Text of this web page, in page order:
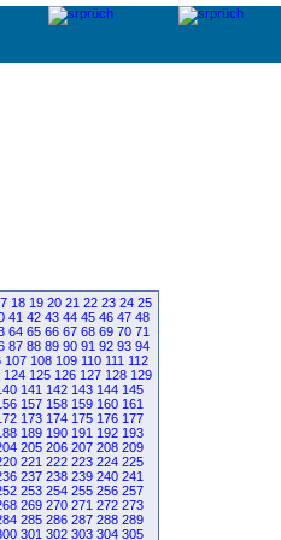
18 19 20 21 22 23 24 25
41 42 43 44 45 46 47 48
64 65 66 67 68 69 70 71
87 88 89 90 91 92 93 94
107 108 109 110 111 112
124 125 126 127 128 129
141 142 143 144 145
157 158 159 160 161
173 174 175 176 177
189 190 191 192 193
205 206 207 208 209
221 222 223 224 225
237 238 239 240 241
253 254 255 256 257
269 270 271 272 273
285 286 287 288 289
301 302 303 304 305